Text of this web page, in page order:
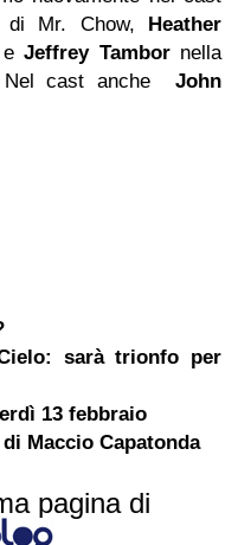
di Mr. Chow, Heather
eJeffrey Tambornella
Nel cast anche John
sarà trionfo per
13 febbraio
Maccio Capatonda
pagina di